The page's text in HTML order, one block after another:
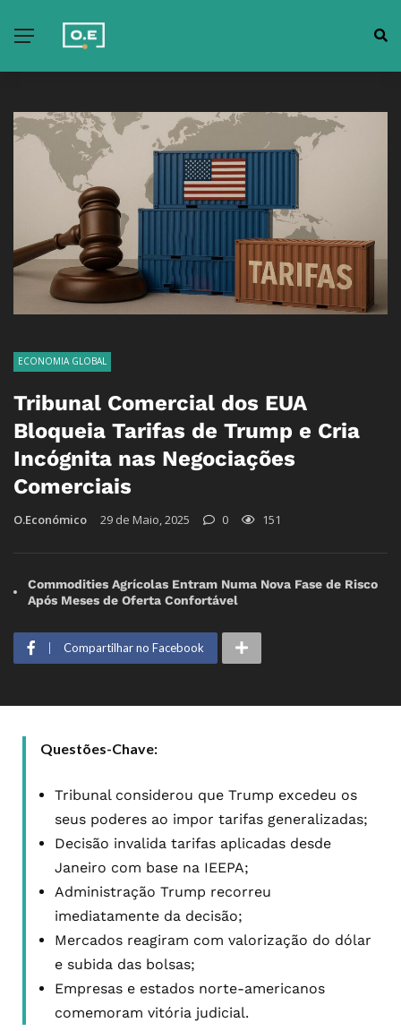
ECONOMIA GLOBAL
Tribunal Comercial dos EUA
Bloqueia Tarifas de Trump e Cria
Incógnita nas Negociações
Comerciais
O.Económico 29 de Maio, 2025 0 151
Commodities Agrícolas Entram Numa Nova Fase de Risco
Após Meses de Oferta Confortável
Compartilhar no Facebook
Questões-Chave:
Tribunal considerou que Trump excedeu os
seus poderes ao impor tarifas generalizadas;
Decisão invalida tarifas aplicadas desde
Janeiro com base na IEEPA;
Administração Trump recorreu
imediatamente da decisão;
Mercados reagiram com valorização do dólar
e subida das bolsas;
Empresas e estados norte-americanos
comemoram vitória judicial.